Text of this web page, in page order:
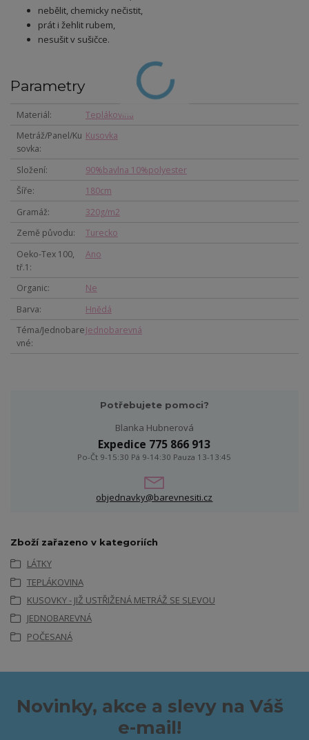
nebělit, chemicky nečistit,
prát i žehlit rubem,
nesušit v sušičce.
Parametry
Materiál
Teplákovina
Metráž/Panel/Ku
sovka
Kusovka
Složení
90%bavlna 10%polyester
Šíře
180cm
Gramáž
320g/m2
Země původu
Turecko
Oeko-Tex 100,
tř.1
Ano
Organic
Ne
Barva
Hnědá
Téma/Jednobare
vné
Jednobarevná
Potřebujete pomoci?
Blanka Hubnerová
Expedice 775 866 913
Po-Čt 9-15:30 Pá 9-14:30 Pauza 13-13:45
objednavky@barevnesiti.cz
Zboží zařazeno v kategoriích
LÁTKY
TEPLÁKOVINA
KUSOVKY - JIŽ USTŘIŽENÁ METRÁŽ SE SLEVOU
JEDNOBAREVNÁ
POČESANÁ
Novinky, akce a slevy na Váš
e-mail!